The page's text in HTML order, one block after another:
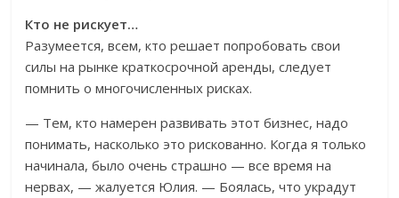
Кто не рискует…
Разумеется, всем, кто решает попробовать свои
силы на рынке краткосрочной аренды, следует
помнить о многочисленных рисках.
— Тем, кто намерен развивать этот бизнес, надо
понимать, насколько это рискованно. Когда я только
начинала, было очень страшно — все время на
нервах, — жалуется Юлия. — Боялась, что украдут